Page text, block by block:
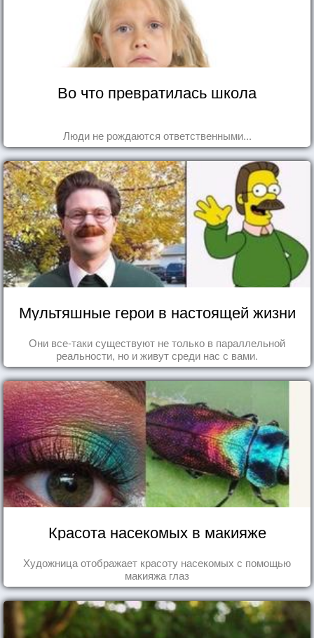
Во что превратилась школа
Люди не рождаются ответственными...
Мультяшные герои в настоящей жизни
Они все-таки существуют не только в параллельной
реальности, но и живут среди нас с вами.
Красота насекомых в макияже
Художница отображает красоту насекомых с помощью
макияжа глаз